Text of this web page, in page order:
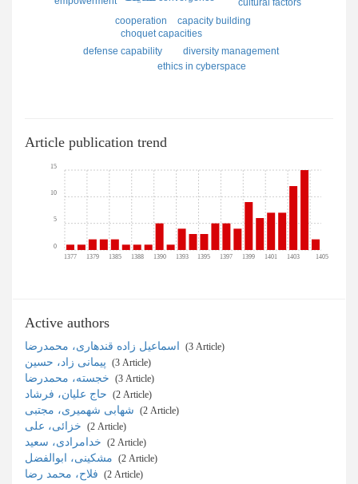
capacity building
choquet capacities
cooperation
cultural factors
defense capability diversity management
ethics in cyberspace
Article publication trend
1377 1379 1385 1388 1390 1393 1395 1397 1399 1401 1403 1405
0
5
10
15
Active authors
‎ (3 Article)
‎ (3 Article)
‎ (3 Article)
‎ (2 Article)
‎ (2 Article)
‎ (2 Article)
‎ (2 Article)
‎ (2 Article)
‎ (2 Article)